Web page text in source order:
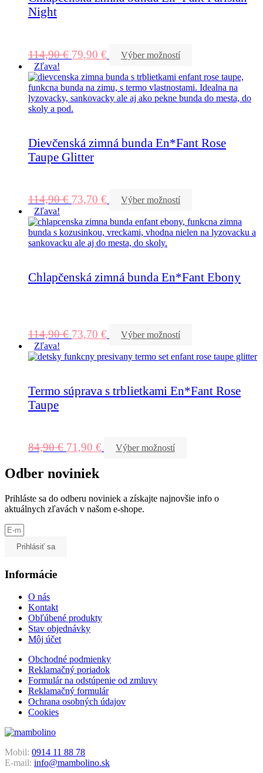
Night
114,90€ 79,90 €
Výber možností
Zľava!
Dievčenská zimná bunda En*Fant Rose
Taupe Glitter
114,90€ 73,70 €
Výber možností
Zľava!
Chlapčenská zimná bunda En*Fant Ebony
114,90€ 73,70 €
Výber možností
Zľava!
Termo súprava s trblietkami En*Fant Rose
Taupe
84,90€ 71,90 € Výber možností
Odber noviniek
Prihláste sa do odberu noviniek a získajte najnovšie info o
aktuálnych zľavách v našom e-shope.
Prihlásiť sa
Informácie
O nás
Kontakt
Obľúbené produkty
Stav objednávky
Môj účet
Obchodné podmienky
Reklamačný poriadok
Formulár na odstúpenie od zmluvy
Reklamačný formulár
Ochrana osobných údajov
Cookies
Mobil: 0914 11 88 78
E-mail: info@mambolino.sk